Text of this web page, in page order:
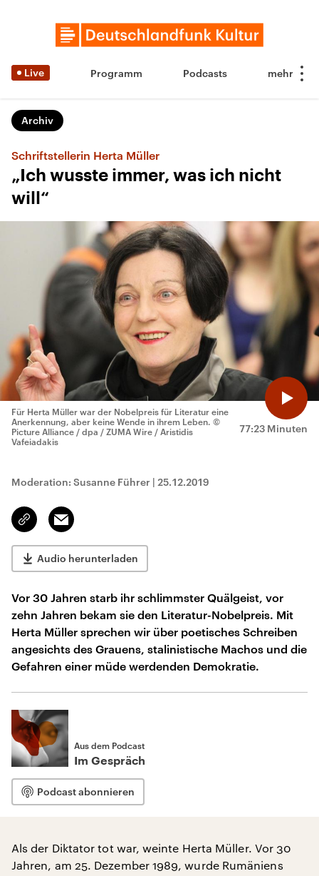
Live Programm Podcasts
Archiv
Schriftstellerin Herta Müller
„Ich wusste immer, was ich nicht
will“
77:23 Minuten
Für Herta Müller war der Nobelpreis für Literatur eine
Anerkennung, aber keine Wende in ihrem Leben. ©
Picture Alliance / dpa / ZUMA Wire / Aristidis
Vafeiadakis
Moderation: Susanne Führer | 25.12.2019
Link
kopieren/teilen
Email
Audio herunterladen
Vor 30 Jahren starb ihr schlimmster Quälgeist, vor
zehn Jahren bekam sie den Literatur-Nobelpreis. Mit
Herta Müller sprechen wir über poetisches Schreiben
angesichts des Grauens, stalinistische Machos und die
Gefahren einer müde werdenden Demokratie.
Aus dem Podcast
Im Gespräch
Podcast abonnieren
Als der Diktator tot war, weinte Herta Müller. Vor 30
Jahren, am 25. Dezember 1989, wurde Rumäniens